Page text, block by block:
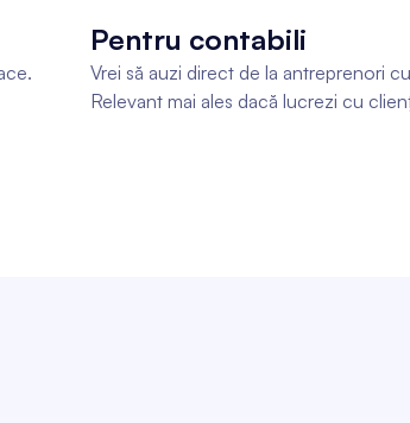
Pentru contabili
Vrei să auzi direct de la antreprenori
Relevant mai ales dacă lucrezi cu